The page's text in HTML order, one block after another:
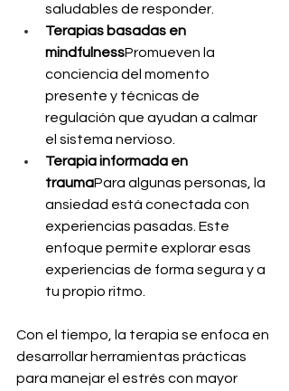
saludables de responder.
Terapias basadas en
mindfulnessPromueven la
conciencia del momento
presente y técnicas de
regulación que ayudan a calmar
el sistema nervioso.
Terapia informada en
traumaPara algunas personas, la
ansiedad está conectada con
experiencias pasadas. Este
enfoque permite explorar esas
experiencias de forma segura y a
tu propio ritmo.
Con el tiempo, la terapia se enfoca en
desarrollar herramientas prácticas
para manejar el estrés con mayor